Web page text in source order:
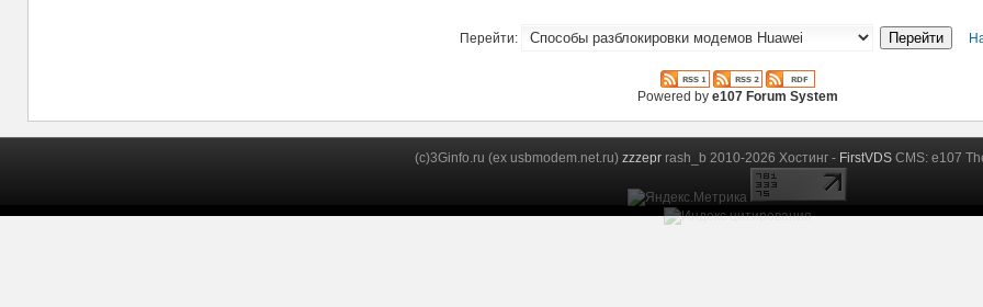
Перейти:
Powered by e107 Forum System
(c)3Ginfo.ru (ex usbmodem.net.ru) zzzepr rash_b 2010-2026 Хостинг - FirstVDS CMS: e107